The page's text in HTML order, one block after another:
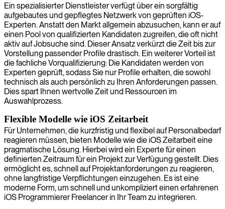
Ein spezialisierter Dienstleister verfügt über ein sorgfältig
aufgebautes und gepflegtes Netzwerk von geprüften iOS-
Experten. Anstatt den Markt allgemein abzusuchen, kann er auf
einen Pool von qualifizierten Kandidaten zugreifen, die oft nicht
aktiv auf Jobsuche sind. Dieser Ansatz verkürzt die Zeit bis zur
Vorstellung passender Profile drastisch. Ein weiterer Vorteil ist
die fachliche Vorqualifizierung: Die Kandidaten werden von
Experten geprüft, sodass Sie nur Profile erhalten, die sowohl
technisch als auch persönlich zu Ihren Anforderungen passen.
Dies spart Ihnen wertvolle Zeit und Ressourcen im
Auswahlprozess.
Flexible Modelle wie iOS Zeitarbeit
Für Unternehmen, die kurzfristig und flexibel auf Personalbedarf
reagieren müssen, bieten Modelle wie die iOS Zeitarbeit eine
pragmatische Lösung. Hierbei wird ein Experte für einen
definierten Zeitraum für ein Projekt zur Verfügung gestellt. Dies
ermöglicht es, schnell auf Projektanforderungen zu reagieren,
ohne langfristige Verpflichtungen einzugehen. Es ist eine
moderne Form, um schnell und unkompliziert einen erfahrenen
iOS Programmierer Freelancer in Ihr Team zu integrieren.